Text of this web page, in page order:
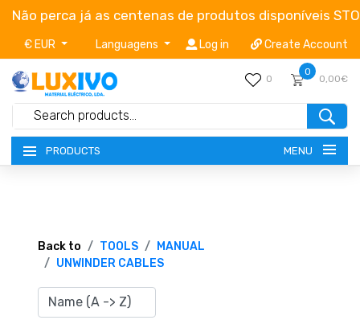
Não perca já as centenas de produtos disponíveis
€ EUR Languagens Log in Create Account
0
0
0,00€
PRODUCTS MENU
TERMS OF SERVICE
Back to TOOLS
MANUAL
UNWINDER CABLES